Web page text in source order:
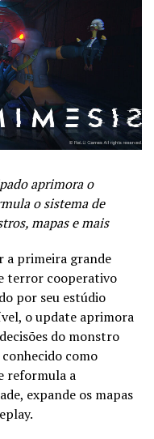
aprimora o
o sistema de
mapas e mais
a primeira grande
terror cooperativo
por seu estúdio
o update aprimora
do monstro
como
reformula a
expande os mapas